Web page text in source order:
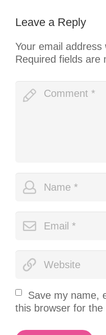
Leave a Reply
Your email address
Required fields are
Save my name,
this browser for